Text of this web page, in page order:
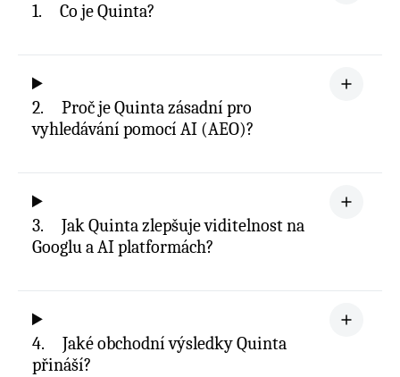
1. Co je Quinta?
2.
Proč je Quinta zásadní pro
vyhledávání pomocí AI (AEO)?
3.
Jak Quinta zlepšuje viditelnost na
Googlu a AI platformách?
4.
Jaké obchodní výsledky Quinta
přináší?